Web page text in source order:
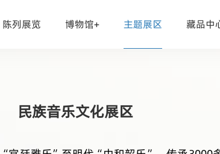
陈列展览 博物馆+ 主题展区 藏品中
民族音乐文化展区